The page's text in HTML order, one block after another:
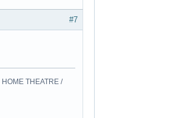
#7
THEATRE /